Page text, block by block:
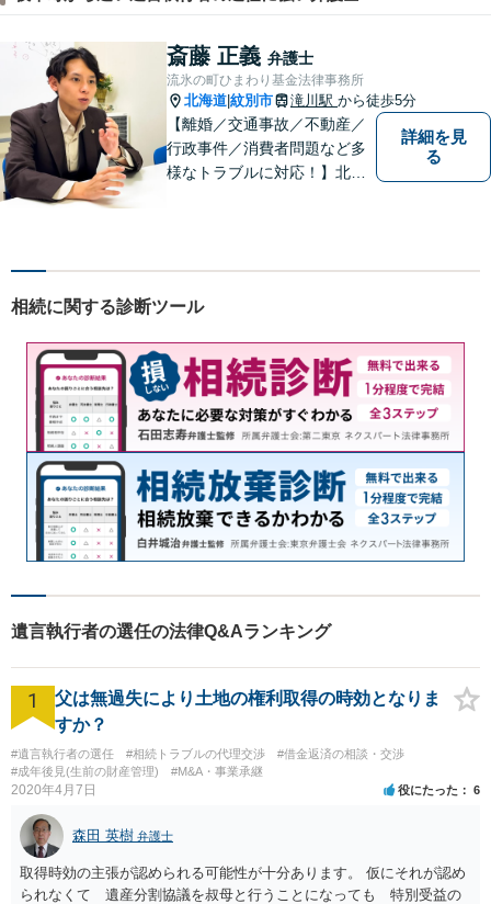
斎藤 正義 弁護士
流氷の町ひまわり基金法律事務所
北海道 紋別市 滝川駅 から徒歩5分
【離婚／交通事故／不動産／
行政事件／消費者問題など多
様なトラブルに対応！】北海
のフットワークで迅速な事件
詳細を見
る
相続に関する診断ツール
遺言執行者の選任の法律Q&Aランキング
1
父は無過失により土地の権利取得の時効となりま
すか？
#遺言執行者の選任 #相続トラブルの代理交渉
#借金返済の相談・交渉
#成年後見(生前の財産管理)
#M&A・事業承継
2020年4月7日 役にたった 6
森田 英樹 弁護士
取得時効の主張が認められる可能性が十分あります。 仮にそれが認め
られなくて 遺産分割協議を叔母と行うことになっても 特別受益の